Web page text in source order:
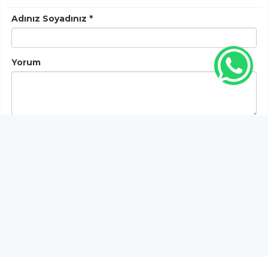
Adınız Soyadınız *
Yorum